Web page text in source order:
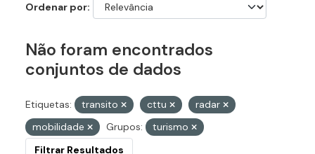
Ordenar por
Não foram encontrados
conjuntos de dados
Etiquetas: transito cttu
radar
mobilidade
Grupos:
turismo
Filtrar Resultados